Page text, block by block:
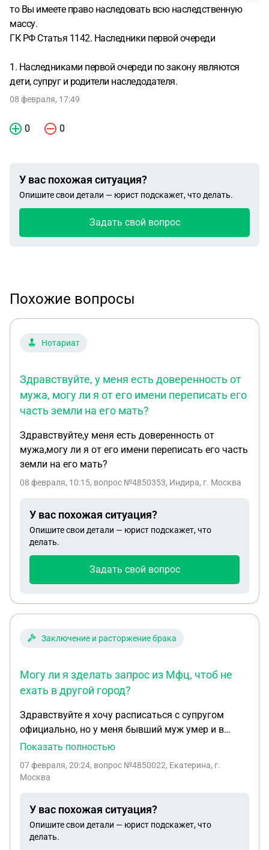
то Вы имеете право наследовать всю наследственную
массу.
ГК РФ Статья 1142. Наследники первой очереди
1. Наследниками первой очереди по закону являются
дети, супруг и родители наследодателя.
08 февраля, 17:49
0 0
У вас похожая ситуация?
Опишите свои детали — юрист подскажет, что делать.
Задать свой вопрос
Похожие вопросы
Нотариат
Здравствуйте, у меня есть доверенность от
мужа, могу ли я от его имени переписать его
часть земли на его мать?
Здравствуйте,у меня есть доверенность от
мужа,могу ли я от его имени переписать его часть
земли на его мать?
08 февраля, 10:15, вопрос №4850353, Индира, г. Москва
У вас похожая ситуация?
Опишите свои детали — юрист подскажет, что
делать.
Задать свой вопрос
Заключение и расторжение брака
Могу ли я зделать запрос из Мфц, чтоб не
ехать в другой город?
Здравствуйте я хочу расписаться с супругом
официально, но у меня бывший муж умер и в
паспорте стоит печать о браке. Я живу в г.
в Москве. Могу ли я зделать запрос из Мфц, чтоб
Показать полностью
07 февраля, 20:24, вопрос №4850022, Екатерина, г.
Москва
У вас похожая ситуация?
Опишите свои детали — юрист подскажет, что
делать.